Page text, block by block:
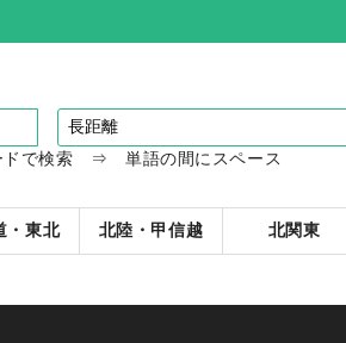
ドで検索 ⇒ 単語の間にスペース
・東北 北陸・甲信越 北関東